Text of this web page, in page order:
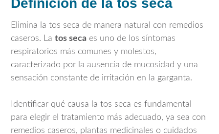
Elimina la tos seca de manera natural con remedios
caseros. La tos seca es uno de los síntomas
respiratorios más comunes y molestos,
caracterizado por la ausencia de mucosidad y una
sensación constante de irritación en la garganta.
Identificar qué causa la tos seca es fundamental
para elegir el tratamiento más adecuado, ya sea con
remedios caseros, plantas medicinales o cuidados